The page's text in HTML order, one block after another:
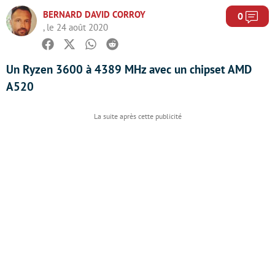
BERNARD DAVID CORROY
, le 24 août 2020
0
Facebook
TwitterWhatsapp
Reddit
Un Ryzen 3600 à 4389 MHz avec un chipset AMD
A520